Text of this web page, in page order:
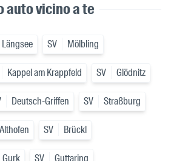
auto vicino a te
SV Mölbling
Kappel am Krappfeld SV Glödnitz
Deutsch-Griffen SV Straßburg
Althofen SV Brückl
Gurk SV Guttaring